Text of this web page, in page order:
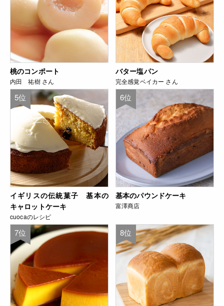
桃のコンポート
内田 祐樹 さん
バター塩パン
完全感覚ベイカー さん
5位
イギリスの伝統菓子 基本の
キャロットケーキ
cuocaのレシピ
6位
基本のパウンドケーキ
富澤商店
7位 8位